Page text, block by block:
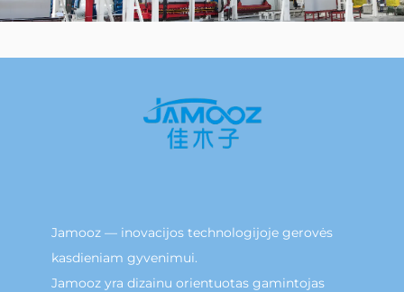
Jamooz — inovacijos technologijoje gerovės
kasdieniam gyvenimui.
Jamooz yra dizainu orientuotas gamintojas